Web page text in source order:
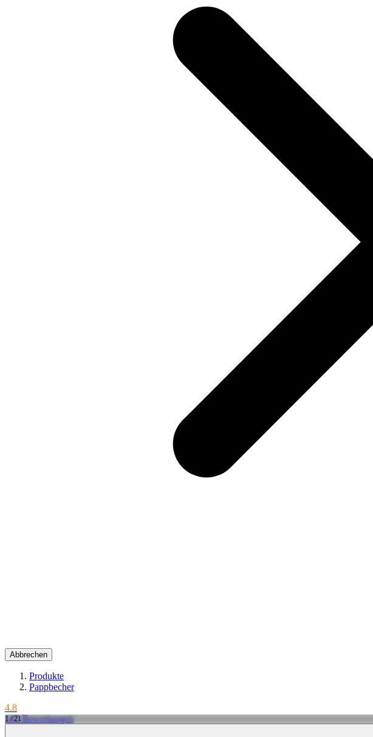
Abbrechen
Produkte
Pappbecher
4.8
145 Bewertungen
1 / 21